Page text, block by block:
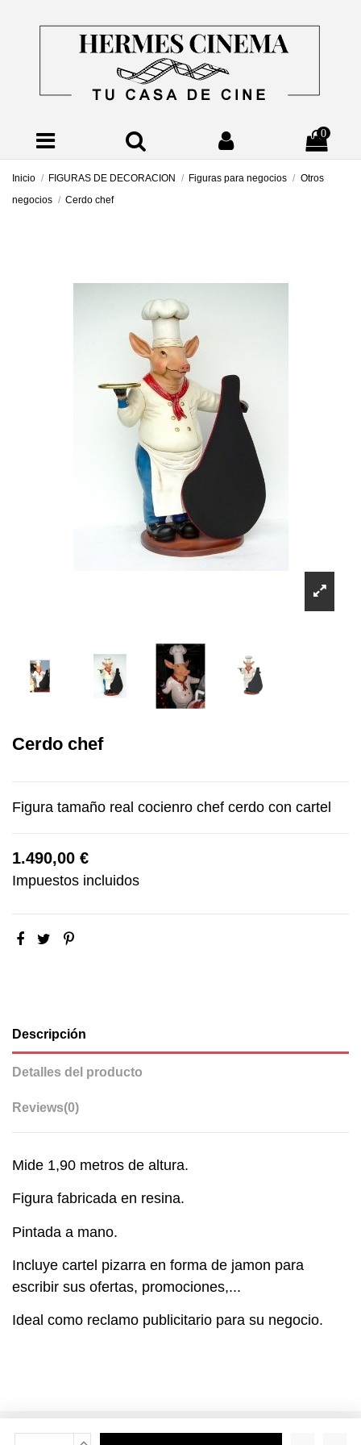
0
Inicio FIGURAS DE DECORACION Figuras para negocios
Otros
negocios
Cerdo chef
Cerdo chef
Figura tamaño real cocienro chef cerdo con cartel
1.490,00 €
Impuestos incluidos
Descripción
Detalles del producto
Reviews(0)
Mide 1,90 metros de altura.
Figura fabricada en resina.
Pintada a mano.
Incluye cartel pizarra en forma de jamon para
escribir sus ofertas, promociones,...
Ideal como reclamo publicitario para su negocio.